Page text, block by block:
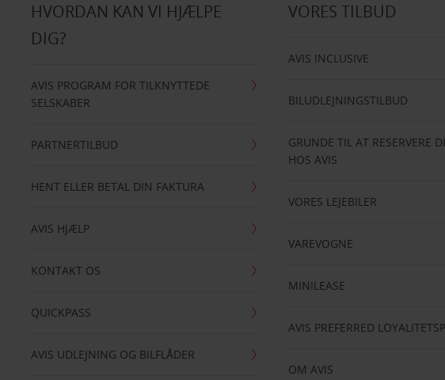
HVORDAN KAN VI HJÆLPE
DIG?
AVIS PROGRAM FOR TILKNYTTEDE
SELSKABER
PARTNERTILBUD
HENT ELLER BETAL DIN FAKTURA
AVIS HJÆLP
KONTAKT OS
QUICKPASS
AVIS UDLEJNING OG BILFLÅDER
VORES TILBUD
AVIS INCLUSIVE
BILUDLEJNINGSTILBUD
GRUNDE TIL AT RESERVERE
HOS AVIS
VORES LEJEBILER
VAREVOGNE
MINILEASE
AVIS PREFERRED
OM AVIS